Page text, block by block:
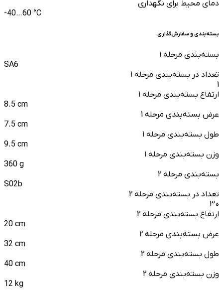
دمای محیط برای نگهداری
-40…60 °C
بسته‌بندی و سفارش‌گذاری
بسته‌بندی مرحله 1
SA6
تعداد در بسته‌بندی مرحله 1
1
ارتفاع بسته‌بندی مرحله 1
8.5 cm
عرض بسته‌بندی مرحله 1
7.5 cm
طول بسته‌بندی مرحله 1
9.5 cm
وزن بسته‌بندی مرحله 1
360 g
بسته‌بندی مرحله 2
S02b
تعداد در بسته‌بندی مرحله 2
30
ارتفاع بسته‌بندی مرحله 2
20 cm
عرض بسته‌بندی مرحله 2
32 cm
طول بسته‌بندی مرحله 2
40 cm
وزن بسته‌بندی مرحله 2
12 kg